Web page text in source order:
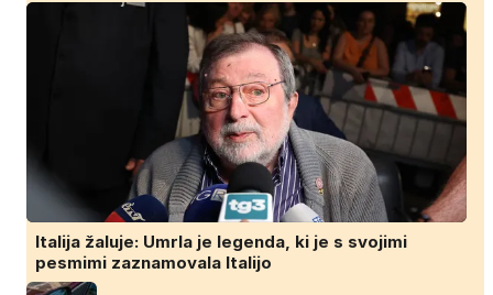
Italija žaluje: Umrla je legenda, ki je s svojimi
pesmimi zaznamovala Italijo